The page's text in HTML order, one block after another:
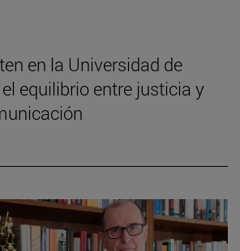
en la Universidad de
equilibrio entre justicia y